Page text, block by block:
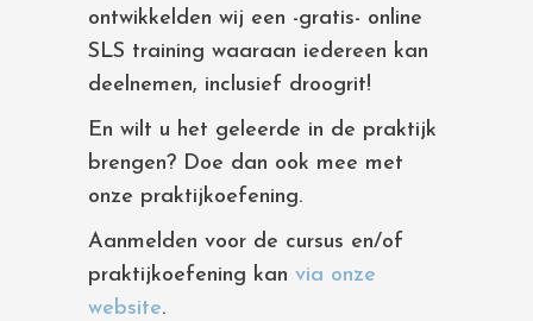
ontwikkelden wij een -gratis- online
SLS training waaraan iedereen kan
deelnemen, inclusief droogrit!
En wilt u het geleerde in de praktijk
brengen? Doe dan ook mee met
onze praktijkoefening.
Aanmelden voor de cursus en/of
praktijkoefening kan via onze
website.